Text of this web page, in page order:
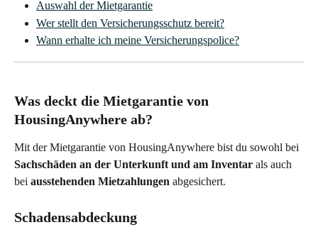
Auswahl der Mietgarantie
Wer stellt den Versicherungsschutz bereit?
Wann erhalte ich meine Versicherungspolice?
Was deckt die Mietgarantie von
HousingAnywhere ab?
Mit der Mietgarantie von HousingAnywhere bist du sowohl bei
Sachschäden an der Unterkunft und am Inventar als auch
bei ausstehenden Mietzahlungen abgesichert.
Schadensabdeckung